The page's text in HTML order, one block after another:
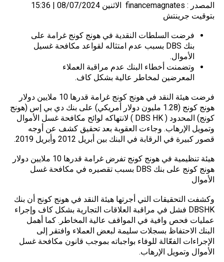
المصدر : financemagnates
الاثنين 08/07/2024 | 15:36
بتوقيت جرينتش
فرضت السلطات النقدية في هونج كونج غرامة على
بنك DBS بسبب عدم امتثاله لقواعد مكافحة غسيل
الأموال.
وتضمنت أخطاء البنك عدم مراقبة العملاء
المعرضين لمخاطر عالية بشكل كاف.
فرضت هيئة النقد في هونج كونج غرامة قدرها 10 ملايين دولار
هونج كونج (1.28 مليون دولار أمريكي) على بنك دي بي إس (هونج
كونج) المحدود ( DBS HK ) لانتهاكه لوائح مكافحة غسل الأموال
وتمويل الإرهاب. وجاءت العقوبة بعد تحقيق كشف عن أوجه
قصور كبيرة في الرقابة في البنك بين أبريل 2012 وأبريل 2019.
هيئة تنظيمية في هونج كونج تفرض غرامة قدرها 10 ملايين دولار
هونج كونج على بنك DBS بسبب تقصيره في مكافحة غسل
الأموال
وكشفت التحقيقات التي أجرتها هيئة النقد في هونج كونج أن بنك
DBSHK فشل في مراقبة العلاقات التجارية بشكل كاف وإجراء
عمليات فحص وافية في المواقف عالية المخاطر. كما أهمل
البنك الاحتفاظ بسجلات سليمة لبعض العملاء وافتقر إلى
الإجراءات الفعّالة للوفاء بواجباته بموجب قانون مكافحة غسل
الأموال وتمويل الإرهاب.